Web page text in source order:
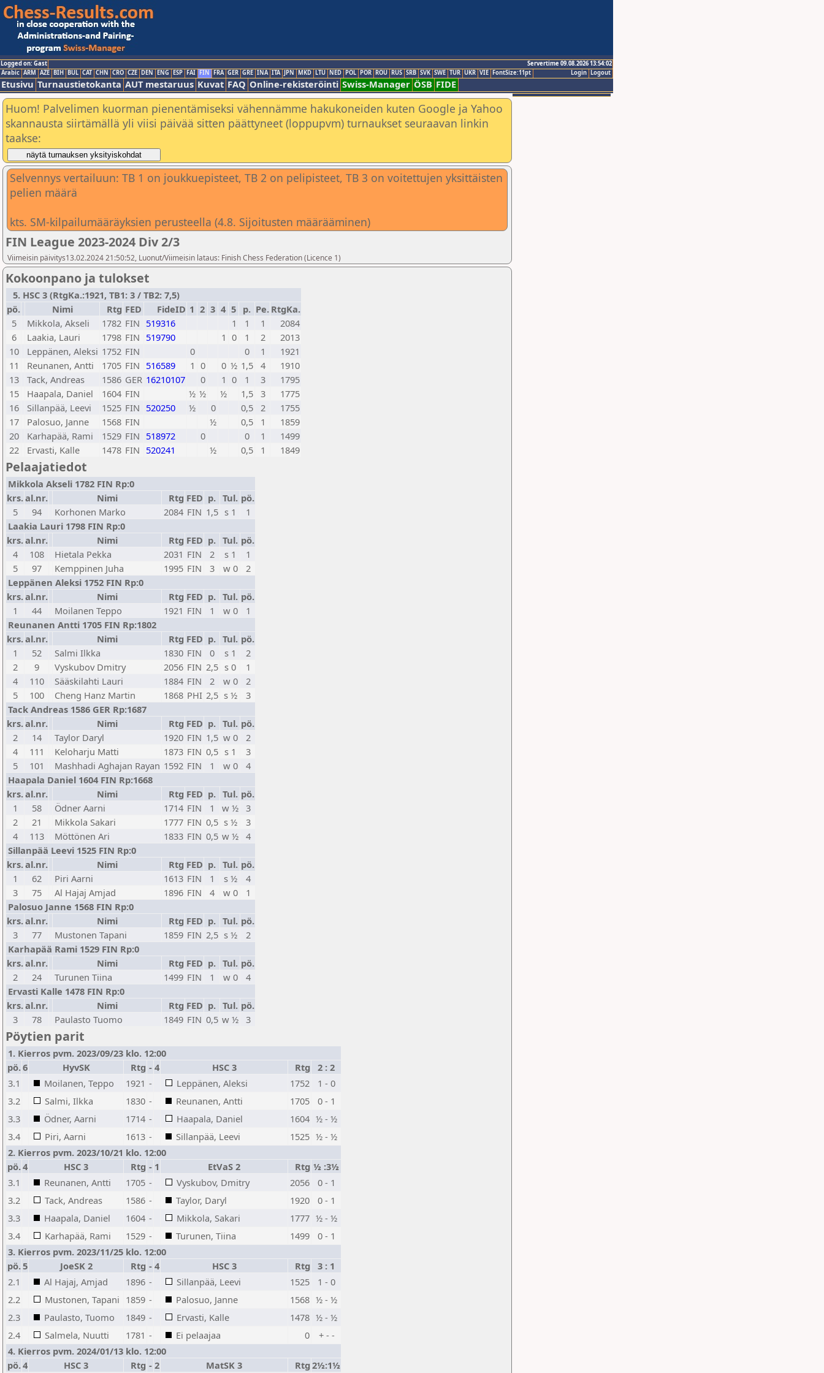
Logged on: Gast
Servertime 09.08.2026 13:54:02
Logout
Login
Arabic ARM AZE BIH BUL CAT CHN CRO CZE DEN ENG ESP FAI FIN FRA GER GRE INA ITA JPN MKD LTU NED POL POR ROU RUS SRB SVK SWE TUR UKR VIE FontSize:11pt
Etusivu Turnaustietokanta AUT mestaruus Kuvat FAQ Online-rekisteröinti Swiss-Manager ÖSB FIDE
Huom! Palvelimen kuorman pienentämiseksi vähennämme hakukoneiden kuten Google ja Yahoo
skannausta siirtämällä yli viisi päivää sitten päättyneet (loppupvm) turnaukset seuraavan linkin
taakse:
Selvennys vertailuun: TB 1 on joukkuepisteet, TB 2 on pelipisteet, TB 3 on voitettujen yksittäisten
pelien määrä
kts. SM-kilpailumääräyksien perusteella (4.8. Sijoitusten määrääminen)
FIN League 2023-2024 Div 2/3
Viimeisin päivitys13.02.2024 21:50:52, Luonut/Viimeisin lataus: Finish Chess Federation (Licence 1)
Kokoonpano ja tulokset
5. HSC 3 (RtgKa.:1921, TB1: 3 / TB2: 7,5)
pö.
Nimi Rtg FED FideID 1 2 3 4 5 p. Pe. RtgKa.
5
Mikkola, Akseli 1782 FIN 519316 1 1 1
2084
6
Laakia, Lauri 1798 FIN 519790 1 0 1 2
2013
10
Leppänen, Aleksi 1752 FIN 0 0 1
1921
11
Reunanen, Antti 1705 FIN 516589 1 0 0 ½ 1,5 4
1910
13
Tack, Andreas 1586 GER 16210107 0 1 0 1 3
1795
15
Haapala, Daniel 1604 FIN ½ ½ ½ 1,5 3
1775
16
Sillanpää, Leevi 1525 FIN 520250 ½ 0 0,5 2
1755
17
Palosuo, Janne 1568 FIN ½ 0,5 1
1859
20
Karhapää, Rami 1529 FIN 518972 0 0 1
1499
22
Ervasti, Kalle 1478 FIN 520241 ½ 0,5 1 1849
Pelaajatiedot
Mikkola Akseli 1782 FIN Rp:0
krs.al.nr. Nimi Rtg FED p. Tul. pö.
5
94 Korhonen Marko 2084 FIN 1,5 s 1
1
Laakia Lauri 1798 FIN Rp:0
krs.al.nr. Nimi Rtg FED p. Tul. pö.
4
108 Hietala Pekka 2031 FIN 2 s 1
1
5
97 Kemppinen Juha 1995 FIN 3 w 0
2
Leppänen Aleksi 1752 FIN Rp:0
krs.al.nr. Nimi Rtg FED p. Tul. pö.
1
44 Moilanen Teppo 1921 FIN 1 w 0
1
Reunanen Antti 1705 FIN Rp:1802
krs.al.nr. Nimi Rtg FED p. Tul. pö.
1
52 Salmi Ilkka 1830 FIN 0 s 1
2
2
9 Vyskubov Dmitry 2056 FIN 2,5 s 0
1
4
110 Sääskilahti Lauri 1884 FIN 2 w 0
2
5
100 Cheng Hanz Martin 1868 PHI 2,5 s ½
3
Tack Andreas 1586 GER Rp:1687
krs.al.nr. Nimi Rtg FED p. Tul. pö.
2
14 Taylor Daryl 1920 FIN 1,5 w 0
2
4
111 Keloharju Matti 1873 FIN 0,5 s 1
3
5
101 Mashhadi Aghajan Rayan 1592 FIN 1 w 0
4
Haapala Daniel 1604 FIN Rp:1668
krs.al.nr. Nimi Rtg FED p. Tul. pö.
1
58 Ödner Aarni 1714 FIN 1 w ½ 3
2
21 Mikkola Sakari 1777 FIN 0,5 s ½
3
4
113 Möttönen Ari 1833 FIN 0,5 w ½ 4
Sillanpää Leevi 1525 FIN Rp:0
krs.al.nr. Nimi Rtg FED p. Tul. pö.
1
62 Piri Aarni 1613 FIN 1 s ½
4
3
75 Al Hajaj Amjad 1896 FIN 4 w 0
1
Palosuo Janne 1568 FIN Rp:0
krs.al.nr. Nimi Rtg FED p. Tul. pö.
3
77 Mustonen Tapani 1859 FIN 2,5 s ½
2
Karhapää Rami 1529 FIN Rp:0
krs.al.nr. Nimi Rtg FED p. Tul. pö.
2
24 Turunen Tiina 1499 FIN 1 w 0
4
Ervasti Kalle 1478 FIN Rp:0
krs.al.nr. Nimi Rtg FED p. Tul. pö.
3
78 Paulasto Tuomo 1849 FIN 0,5 w ½ 3
Pöytien parit
1. Kierros pvm. 2023/09/23 klo. 12:00
pö.6 HyvSK Rtg - 4 HSC 3 Rtg
2 : 2
3.1
Moilanen, Teppo 1921 - Leppänen, Aleksi 1752
1 - 0
3.2
Salmi, Ilkka 1830 - Reunanen, Antti 1705
0 - 1
3.3
Ödner, Aarni 1714 - Haapala, Daniel 1604 ½ - ½
3.4
Piri, Aarni 1613 - Sillanpää, Leevi 1525 ½ - ½
2. Kierros pvm. 2023/10/21 klo. 12:00
pö.4 HSC 3 Rtg - 1 EtVaS 2 Rtg ½ :3½
3.1
Reunanen, Antti 1705 - Vyskubov, Dmitry 2056
0 - 1
3.2
Tack, Andreas 1586 - Taylor, Daryl 1920
0 - 1
3.3
Haapala, Daniel 1604 - Mikkola, Sakari 1777 ½ - ½
3.4
Karhapää, Rami 1529 - Turunen, Tiina 1499
0 - 1
3. Kierros pvm. 2023/11/25 klo. 12:00
pö.5 JoeSK 2 Rtg - 4 HSC 3 Rtg
3 : 1
2.1
Al Hajaj, Amjad 1896 - Sillanpää, Leevi 1525
1 - 0
2.2
Mustonen, Tapani 1859 - Palosuo, Janne 1568 ½ - ½
2.3
Paulasto, Tuomo 1849 - Ervasti, Kalle 1478 ½ - ½
2.4
Salmela, Nuutti 1781 - Ei pelaajaa 0
+ - -
4. Kierros pvm. 2024/01/13 klo. 12:00
pö.4 HSC 3 Rtg - 2 MatSK 3 Rtg 2½:1½